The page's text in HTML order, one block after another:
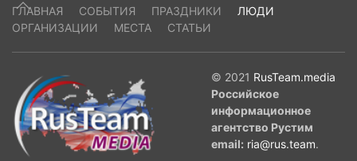
ГЛАВНАЯ СОБЫТИЯ ПРАЗДНИКИ
ЛЮДИ
ОРГАНИЗАЦИИ
МЕСТА СТАТЬИ
© 2021 RusTeam.media
Российское
информационное
агентство Рустим
email: ria@rus.team.